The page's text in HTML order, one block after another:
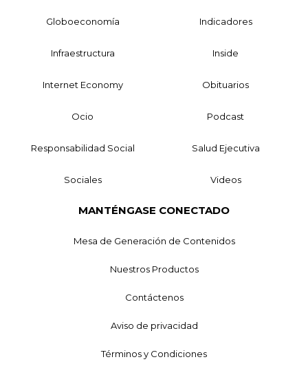
Globoeconomía Indicadores
Infraestructura Inside
Internet Economy Obituarios
Ocio Podcast
Responsabilidad Social Salud Ejecutiva
Sociales Videos
MANTÉNGASE CONECTADO
Mesa de Generación de Contenidos
Nuestros Productos
Contáctenos
Aviso de privacidad
Términos y Condiciones